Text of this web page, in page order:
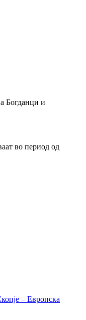
Богданци и
во период од
– Европска